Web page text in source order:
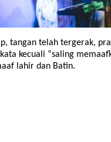
tangan telah tergerak,
kecuali “saling
lahir dan Batin.